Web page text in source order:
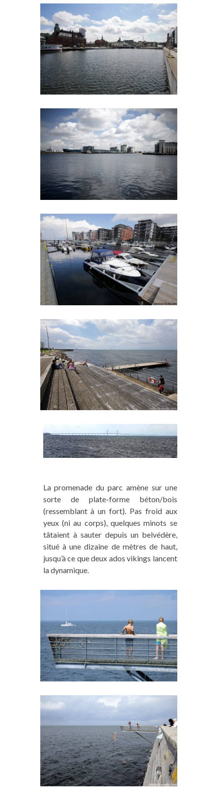
La promenade du parc amène sur une
sorte de plate-forme béton/bois
(ressemblant à un fort). Pas froid aux
yeux (ni au corps), quelques minots se
tâtaient à sauter depuis un belvédère,
situé à une dizaine de mètres de haut,
jusqu’à ce que deux ados vikings lancent
la dynamique.